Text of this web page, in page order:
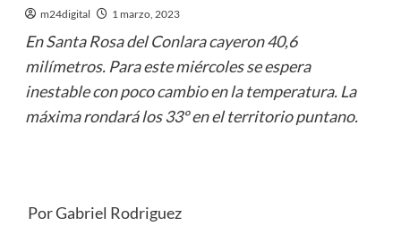
m24digital 1 marzo, 2023
En Santa Rosa del Conlara cayeron 40,6
milímetros. Para este miércoles se espera
inestable con poco cambio en la temperatura. La
máxima rondará los 33º en el territorio puntano.
Por Gabriel Rodriguez